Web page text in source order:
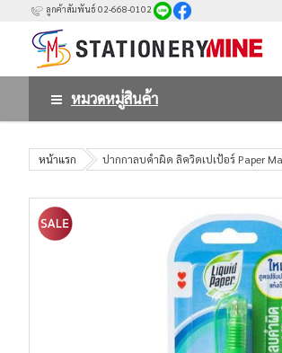
ลูกค้าสัมพันธ์ 02-668-0102
หมวดหมู่สินค้า
หน้าแรก ปากกาลบคำผิด ลิควิดเปเป้อร์ Paper